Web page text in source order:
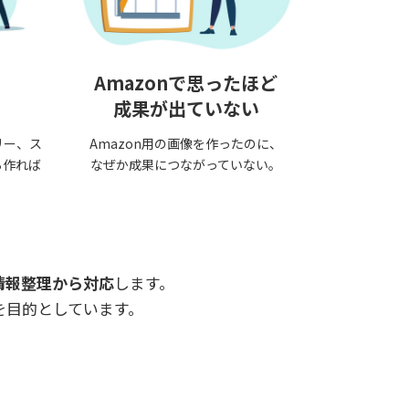
、ス
れば
Amazonで思ったほど
成果が出ていない
Amazon用の画像を作ったのに、
なぜか成果につながっていない。
整理から対応します。
目的としています。